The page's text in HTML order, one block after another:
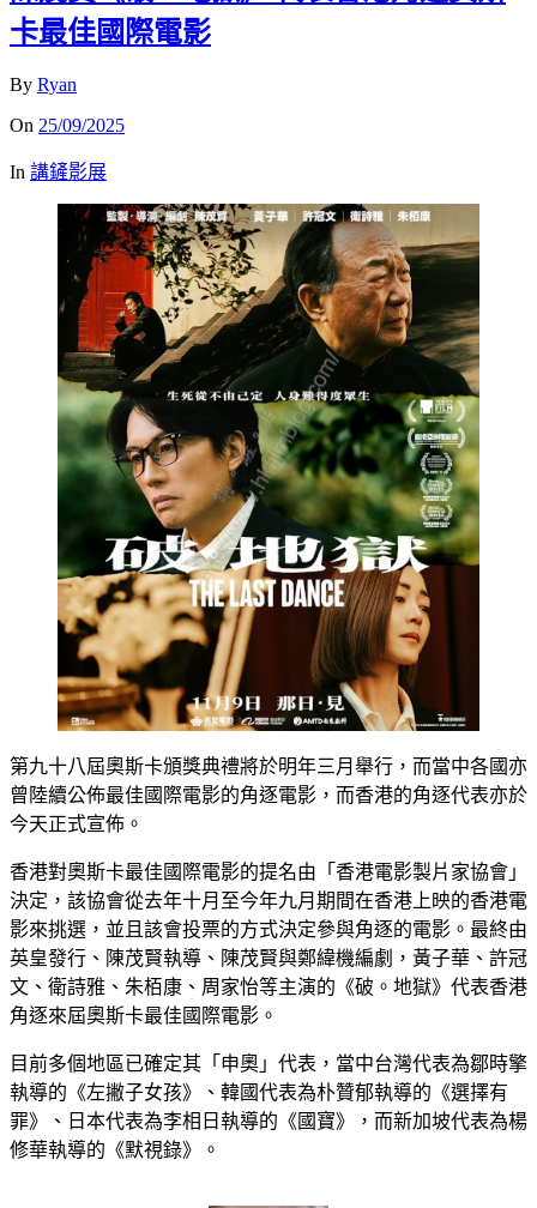
卡最佳國際電影
By Ryan
On 25/09/2025
In 講鏟影展
第九十八屆奧斯卡頒獎典禮將於明年三月舉行，而當中各國亦
曾陸續公佈最佳國際電影的角逐電影，而香港的角逐代表亦於
今天正式宣佈。
香港對奧斯卡最佳國際電影的提名由「香港電影製片家協會」
決定，該協會從去年十月至今年九月期間在香港上映的香港電
影來挑選，並且該會投票的方式決定參與角逐的電影。最終由
英皇發行、陳茂賢執導、陳茂賢與鄭緯機編劇，黃子華、許冠
文、衛詩雅、朱栢康、周家怡等主演的《破。地獄》代表香港
角逐來屆奧斯卡最佳國際電影。
目前多個地區已確定其「申奧」代表，當中台灣代表為鄒時擎
執導的《左撇子女孩》、韓國代表為朴贊郁執導的《選擇有
罪》、日本代表為李相日執導的《國寶》，而新加坡代表為楊
修華執導的《默視錄》。